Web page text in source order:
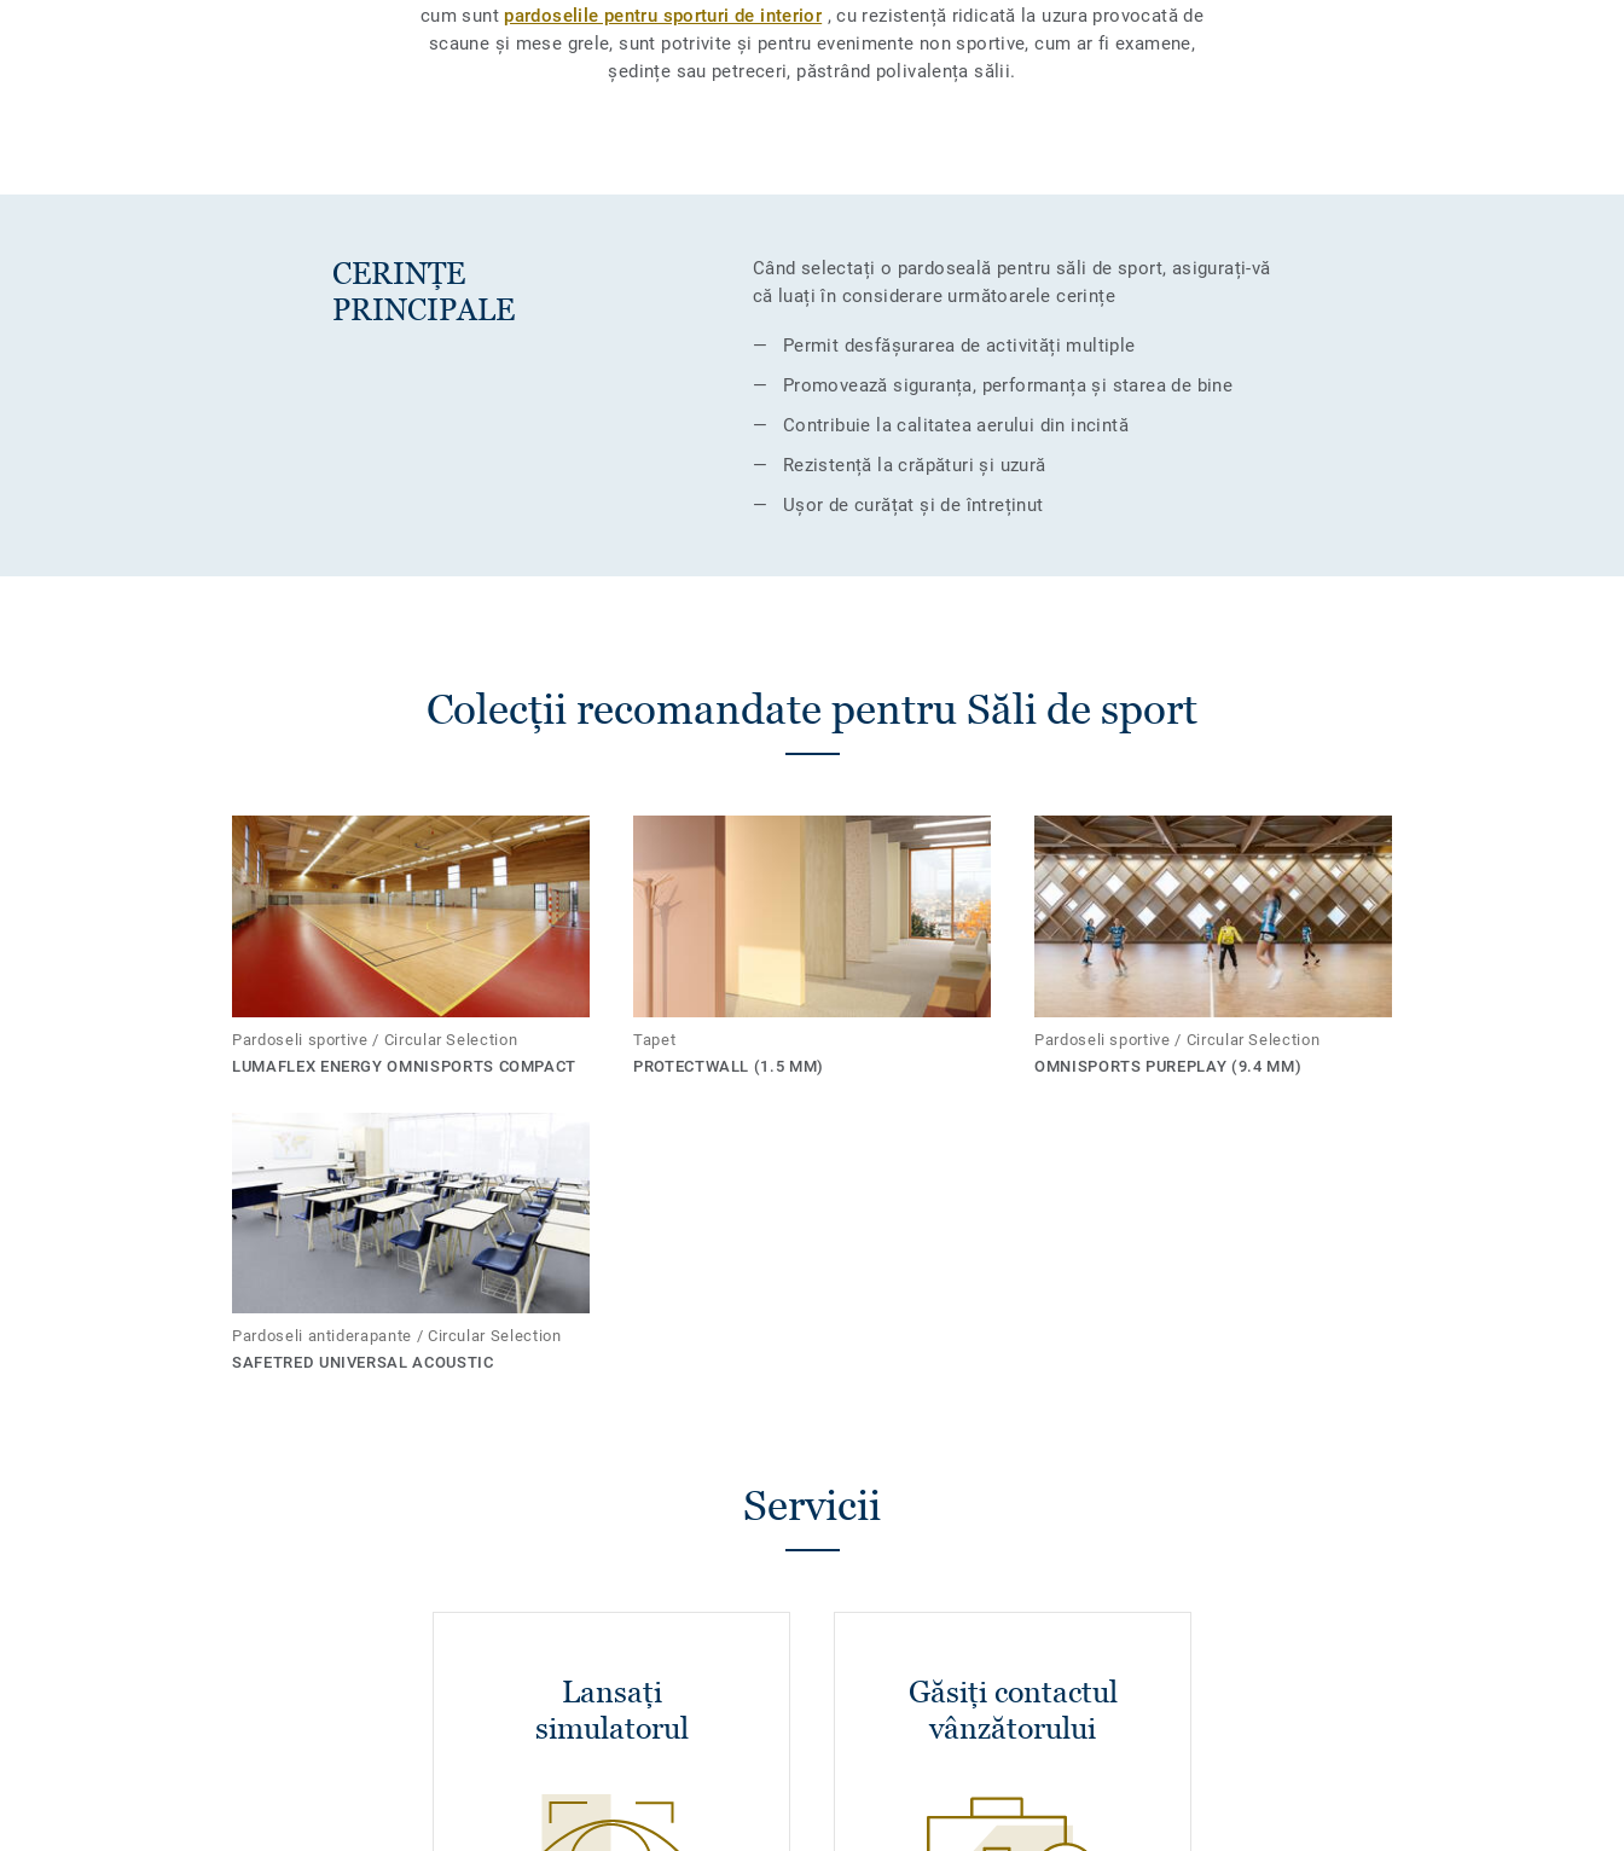
cum suntpardoselile pentru sporturi de interior , cu rezistență ridicată la uzura provocată de
scaune și mese grele, sunt potrivite și pentru evenimente non sportive, cum ar fi examene,
ședințe sau petreceri, păstrând polivalența sălii.
CERINȚE
PRINCIPALE
Când selectați o pardoseală pentru săli de sport, asigurați-vă
că luați în considerare următoarele cerințe
Permit desfășurarea de activități multiple
Promovează siguranța, performanța și starea de bine
Contribuie la calitatea aerului din incintă
Rezistență la crăpături și uzură
Ușor de curățat și de întreținut
Colecții recomandate pentru Săli de sport
Pardoseli sportive / Circular Selection
LUMAFLEX ENERGY OMNISPORTS COMPACT
Tapet
PROTECTWALL (1.5 MM)
Pardoseli sportive / Circular Selection
OMNISPORTS PUREPLAY (9.4 MM)
Pardoseli antiderapante / Circular Selection
SAFETRED UNIVERSAL ACOUSTIC
Servicii
Lansați
simulatorul
Găsiți contactul
vânzătorului